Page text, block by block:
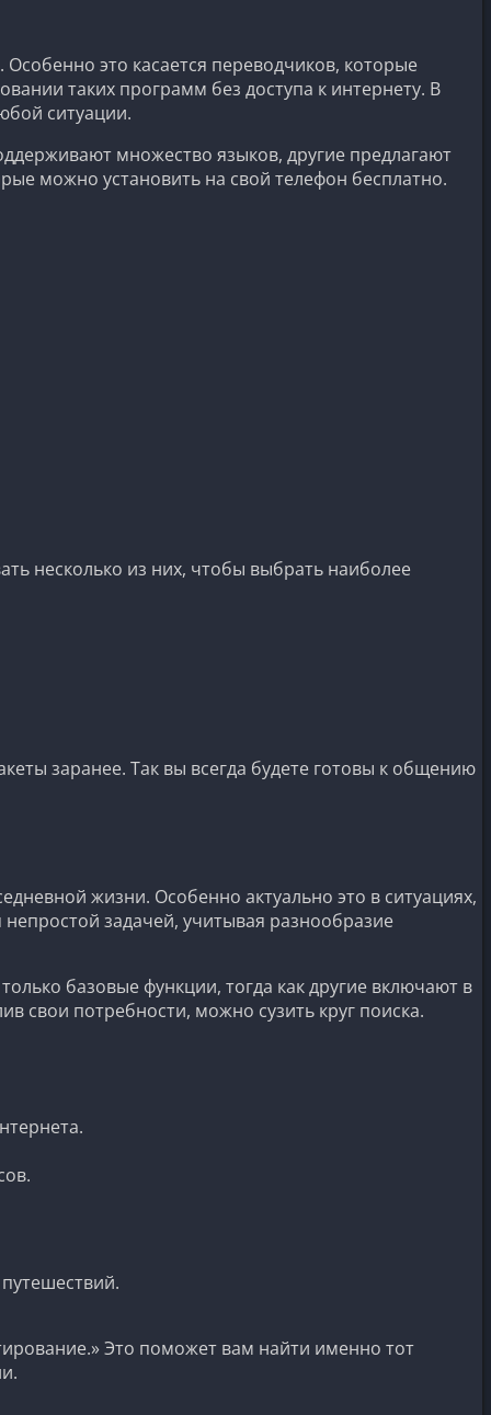
это касается переводчиков, которые
таких программ без доступа к интернету. В
ситуации.
множество языков, другие предлагают
можно установить на свой телефон бесплатно.
несколько из них, чтобы выбрать наиболее
заранее. Так вы всегда будете готовы к общению
жизни. Особенно актуально это в ситуациях,
задачей, учитывая разнообразие
базовые функции, тогда как другие включают в
свои потребности, можно сузить круг поиска.
Это поможет вам найти именно тот